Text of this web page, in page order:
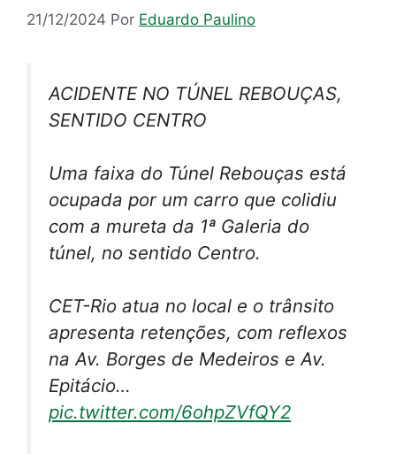
21/12/2024 Por Eduardo Paulino
ACIDENTE NO TÚNEL REBOUÇAS,
SENTIDO CENTRO
Uma faixa do Túnel Rebouças está
ocupada por um carro que colidiu
com a mureta da 1ª Galeria do
túnel, no sentido Centro.
CET-Rio atua no local e o trânsito
apresenta retenções, com reflexos
na Av. Borges de Medeiros e Av.
Epitácio…
pic.twitter.com/6ohpZVfQY2